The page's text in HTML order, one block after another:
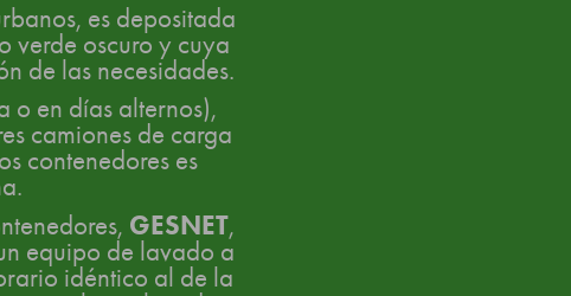
es depositada
verde oscuro y cuya
de las necesidades.
o en días alternos),
camiones de carga
contenedores es
GESNET,
equipo de lavado a
idéntico al de la